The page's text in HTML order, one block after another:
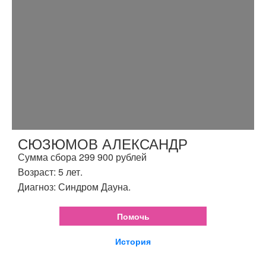
СЮЗЮМОВ АЛЕКСАНДР
Сумма сбора 299 900 рублей
Возраст: 5 лет.
Диагноз: Синдром Дауна.
Помочь
История